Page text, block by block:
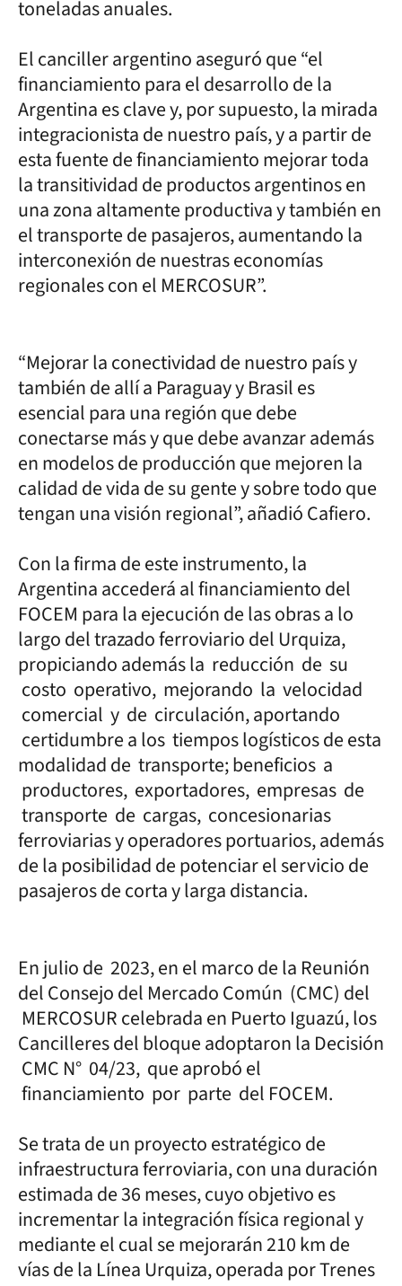
toneladas anuales.
El canciller argentino aseguró que “el
financiamiento para el desarrollo de la
Argentina es clave y, por supuesto, la mirada
integracionista de nuestro país, y a partir de
esta fuente de financiamiento mejorar toda
la transitividad de productos argentinos en
una zona altamente productiva y también en
el transporte de pasajeros, aumentando la
interconexión de nuestras economías
regionales con el MERCOSUR”.
“Mejorar la conectividad de nuestro país y
también de allí a Paraguay y Brasil es
esencial para una región que debe
conectarse más y que debe avanzar además
en modelos de producción que mejoren la
calidad de vida de su gente y sobre todo que
tengan una visión regional”, añadió Cafiero.
Con la firma de este instrumento, la
Argentina accederá al financiamiento del
FOCEM para la ejecución de las obras a lo
largo del trazado ferroviario del Urquiza,
propiciando además la reducción de su
costo operativo, mejorando la velocidad
comercial y de circulación, aportando
certidumbre a los tiempos logísticos de esta
modalidad de transporte; beneficios a
productores, exportadores, empresas de
transporte de cargas, concesionarias
ferroviarias y operadores portuarios, además
de la posibilidad de potenciar el servicio de
pasajeros de corta y larga distancia.
En julio de 2023, en el marco de la Reunión
del Consejo del Mercado Común (CMC) del
MERCOSUR celebrada en Puerto Iguazú, los
Cancilleres del bloque adoptaron la Decisión
CMC N° 04/23, que aprobó el
financiamiento por parte del FOCEM.
Se trata de un proyecto estratégico de
infraestructura ferroviaria, con una duración
estimada de 36 meses, cuyo objetivo es
incrementar la integración física regional y
mediante el cual se mejorarán 210 km de
vías de la Línea Urquiza, operada por Trenes